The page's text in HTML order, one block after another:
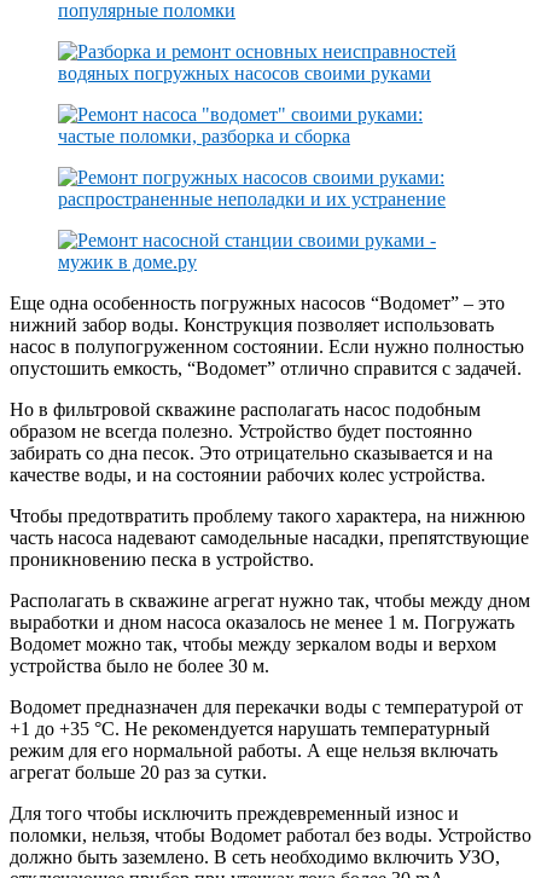
Еще одна особенность погружных насосов “Водомет” – это
нижний забор воды. Конструкция позволяет использовать
насос в полупогруженном состоянии. Если нужно полностью
опустошить емкость, “Водомет” отлично справится с задачей.
Но в фильтровой скважине располагать насос подобным
образом не всегда полезно. Устройство будет постоянно
забирать со дна песок. Это отрицательно сказывается и на
качестве воды, и на состоянии рабочих колес устройства.
Чтобы предотвратить проблему такого характера, на нижнюю
часть насоса надевают самодельные насадки, препятствующие
проникновению песка в устройство.
Располагать в скважине агрегат нужно так, чтобы между дном
выработки и дном насоса оказалось не менее 1 м. Погружать
Водомет можно так, чтобы между зеркалом воды и верхом
устройства было не более 30 м.
Водомет предназначен для перекачки воды с температурой от
+1 до +35 °С. Не рекомендуется нарушать температурный
режим для его нормальной работы. А еще нельзя включать
агрегат больше 20 раз за сутки.
Для того чтобы исключить преждевременный износ и
поломки, нельзя, чтобы Водомет работал без воды. Устройство
должно быть заземлено. В сеть необходимо включить УЗО,